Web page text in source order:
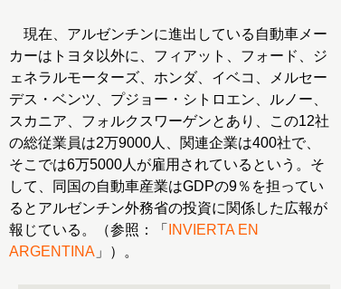
現在、アルゼンチンに進出している自動車メー
カーはトヨタ以外に、フィアット、フォード、ジ
ェネラルモーターズ、ホンダ、イベコ、メルセー
デス・ベンツ、プジョー・シトロエン、ルノー、
スカニア、フォルクスワーゲンとあり、この12社
の総従業員は2万9000人、関連企業は400社で、
そこでは6万5000人が雇用されているという。そ
して、同国の自動車産業はGDPの9％を担ってい
るとアルゼンチン外務省の投資に関係した広報が
報じている。（参照：「
INVIERTA EN
ARGENTINA 」）。